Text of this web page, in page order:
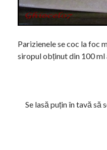
Parizienele se coc la foc
siropul obținut din 100 ml
Se lasă puțin în tavă să